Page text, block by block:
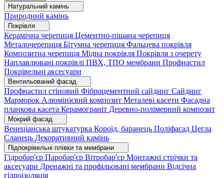
Натуральний камінь
Природний камінь
Покрівля
Керамічна черепиця Цементно-піщана черепиця
Металочерепиця Бітумна черепиця Фальцева покрівля
Композитна черепиця Мідна покрівля Покрівля з очерету
Наплавлювані покрівлі ПВХ, ТПО мембрани Профнастил
Покрівельні аксесуари
Вентильований фасад
Профнастил стіновий Фіброцементний сайдинг Сайдинг
Марморок Алюмінієвий композит Металеві касети Фасадна
планкова касета Керамограніт Деревно-полімерний композит
Мокрий фасад
Венеціанська штукатурка Короїд, баранець Поліфасад Цегла
Сланець Декоративний камінь
Підпокрівельні плівки та мембрани
Гідробар'єр Паробар'єр Вітробар'єр Монтажні стрічки та
аксесуари Дренажні та профільовані мембрани Відсічна
гідроізоляція